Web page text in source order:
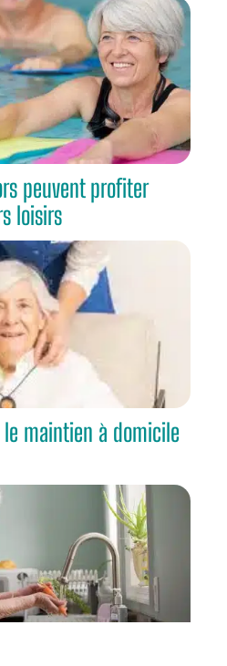
peuvent profiter
loisirs
maintien à domicile